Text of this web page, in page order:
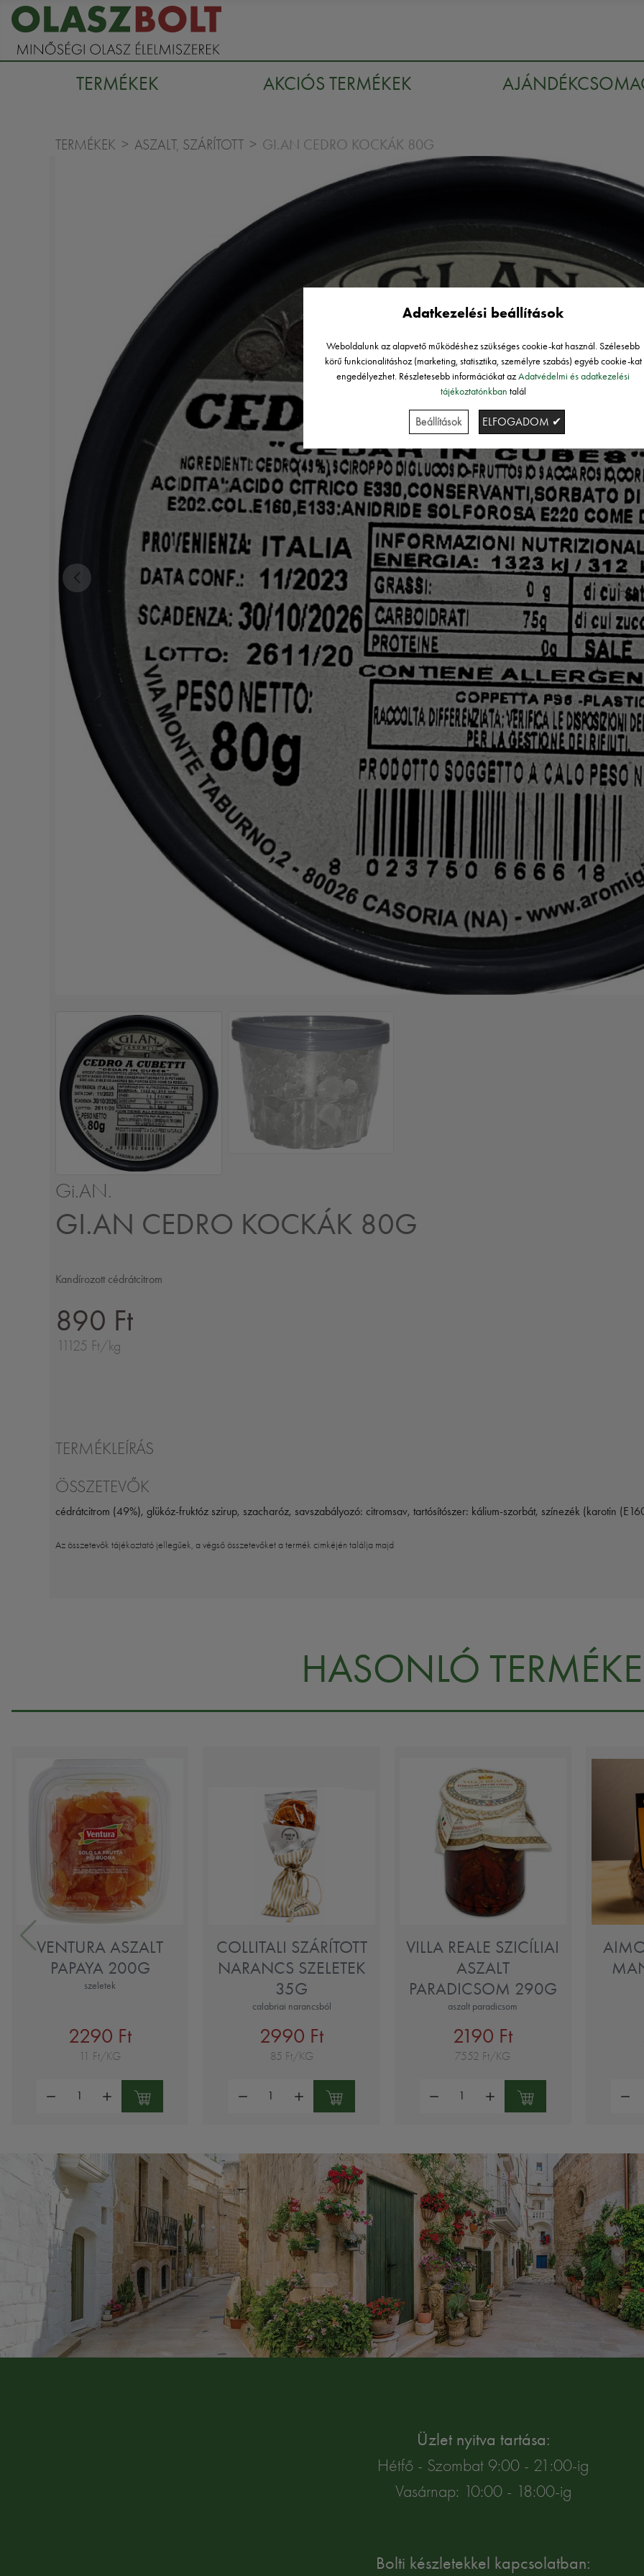
TERMÉKEK AKCIÓS TERMÉKEK
TERMÉKEK ASZALT, SZÁRÍTOTT GI.AN CEDRO KOCKÁK 80G
Gi.AN.
GI.AN CEDRO KOCKÁK 80G
Kandírozott cédrátcitrom
890 Ft
11125 Ft/kg
TERMÉKLEÍRÁS
ÖSSZETEVŐK
cédrátcitrom (49%), glükóz-fruktóz szirup, szacharóz, savszabályozó: citromsav, tartósítószer: kálium-szorbát, színezék (karotin
Az összetevők tájékoztató jellegűek, a végső összetevőket a termék cimkéjén találja majd
HASONLÓ
VENTURA ASZALT
PAPAYA 200G
szeletek
2290 Ft
11 Ft/KG
COLLITALI SZÁRÍTOTT
NARANCS SZELETEK
35G
calabriai narancsból
2990 Ft
85 Ft/KG
VILLA REALE SZICÍLIAI
ASZALT
PARADICSOM 290G
aszalt paradicsom
2190 Ft
7552 Ft/KG
Üzlet nyitva tartása:
Hétfő - Szombat 9:00 - 21:00-ig
Vasárnap: 10:00 - 18:00-ig
Bolti készletekkel kapcsolatban:
Adatkezelési beállítások
Weboldalunk az alapvető működéshez szükséges cookie-kat használ. Szélesebb
körű funkcionalitáshoz (marketing, statisztika, személyre szabás) egyéb cookie-kat
engedélyezhet. Részletesebb információkat azAdatvédelmi és adatkezelési
tájékoztatónkban talál
Beállítások ELFOGADOM ✔